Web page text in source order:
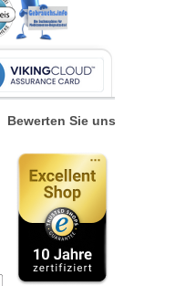
Bewerten Sie uns